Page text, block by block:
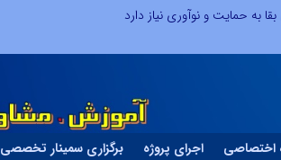
به حمایت و نوآوری نیاز دارد
اختصاصی اجرای پروژه برگزاری سمینار تخصصی